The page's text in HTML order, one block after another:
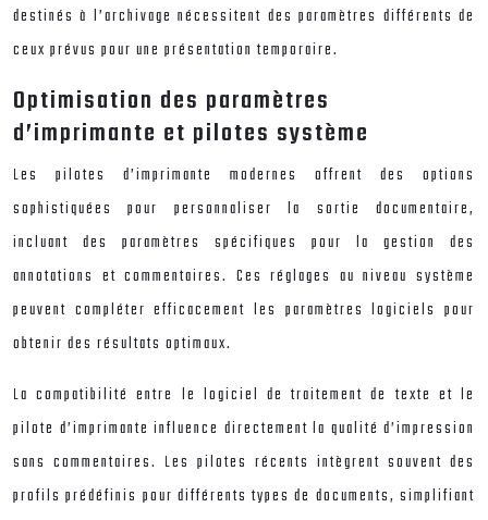
destinés à l’archivage nécessitent des paramètres différents de
ceux prévus pour une présentation temporaire.
Optimisation des paramètres
d’imprimante et pilotes système
Les pilotes d’imprimante modernes offrent des options
sophistiquées pour personnaliser la sortie documentaire,
incluant des paramètres spécifiques pour la gestion des
annotations et commentaires. Ces réglages au niveau système
peuvent compléter efficacement les paramètres logiciels pour
obtenir des résultats optimaux.
La compatibilité entre le logiciel de traitement de texte et le
pilote d’imprimante influence directement la qualité d’impression
sans commentaires. Les pilotes récents intègrent souvent des
profils prédéfinis pour différents types de documents, simplifiant